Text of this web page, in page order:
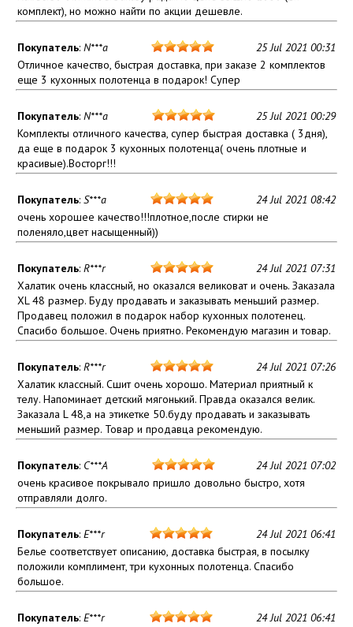
комплект), но можно найти по акции дешевле.
Покупатель: N***a
25 Jul 2021 00:31
Отличное качество, быстрая доставка, при заказе 2 комплектов
еще 3 кухонных полотенца в подарок! Супер
Покупатель: N***a
25 Jul 2021 00:29
Комплекты отличного качества, супер быстрая доставка ( 3дня),
да еще в подарок 3 кухонных полотенца( очень плотные и
красивые).Восторг!!!
Покупатель: S***a
24 Jul 2021 08:42
очень хорошее качество!!!плотное,после стирки не
поленяло,цвет насыщенный))
Покупатель: R***r
24 Jul 2021 07:31
Халатик очень классный, но оказался великоват и очень. Заказала
XL 48 размер. Буду продавать и заказывать меньший размер.
Продавец положил в подарок набор кухонных полотенец.
Спасибо большое. Очень приятно. Рекомендую магазин и товар.
Покупатель: R***r
24 Jul 2021 07:26
Халатик классный. Сшит очень хорошо. Материал приятный к
телу. Напоминает детский мягонький. Правда оказался велик.
Заказала L 48,а на этикетке 50.буду продавать и заказывать
меньший размер. Товар и продавца рекомендую.
Покупатель: C***A
24 Jul 2021 07:02
очень красивое покрывало пришло довольно быстро, хотя
отправляли долго.
Покупатель: E***r
24 Jul 2021 06:41
Белье соответствует описанию, доставка быстрая, в посылку
положили комплимент, три кухонных полотенца. Спасибо
большое.
Покупатель: E***r
24 Jul 2021 06:41